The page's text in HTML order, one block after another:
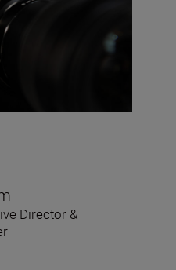
Director &